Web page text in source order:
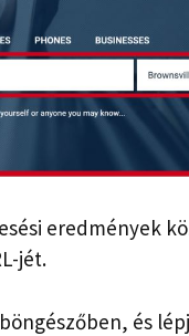
eredmények
jét.
és